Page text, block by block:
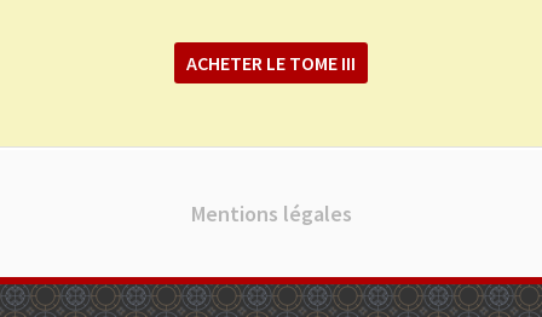
ACHETER LE TOME III
Mentions légales